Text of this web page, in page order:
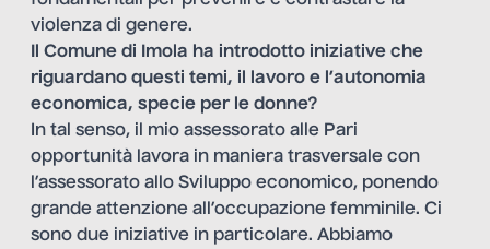
violenza di genere.
Il Comune di Imola ha introdotto iniziative che
riguardano questi temi, il lavoro e l’autonomia
economica, specie per le donne?
In tal senso, il mio assessorato alle Pari
opportunità lavora in maniera trasversale con
l’assessorato allo Sviluppo economico, ponendo
grande attenzione all’occupazione femminile. Ci
sono due iniziative in particolare. Abbiamo